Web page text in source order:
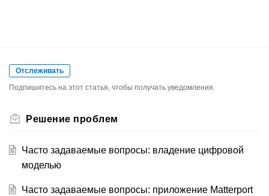
Отслеживать
Подпишитесь на этот статья, чтобы получать уведомления.
Решение проблем
Часто задаваемые вопросы: владение цифровой
моделью
Часто задаваемые вопросы: приложение Matterport